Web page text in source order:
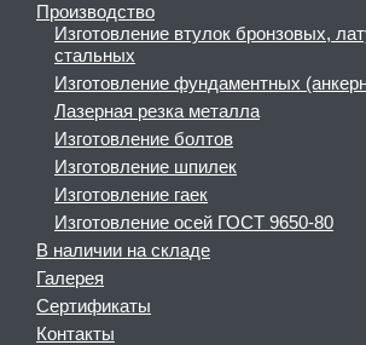
Производство
Изготовление втулок бронзовых,
стальных
Изготовление фундаментных
Лазерная резка металла
Изготовление болтов
Изготовление шпилек
Изготовление гаек
Изготовление осей ГОСТ 9650-80
В наличии на складе
Галерея
Сертификаты
Контакты